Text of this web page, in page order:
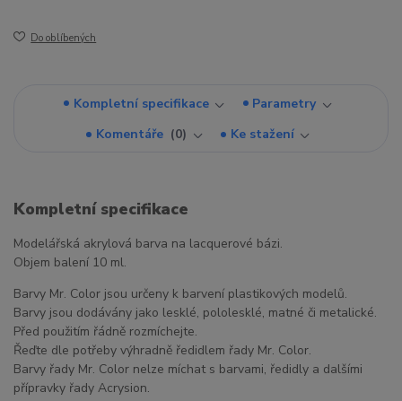
Do oblíbených
Kompletní specifikace
Parametry
Komentáře
0 Ke stažení
Kompletní specifikace
Modelářská akrylová barva na lacquerové bázi.
Objem balení 10 ml.
Barvy Mr. Color jsou určeny k barvení plastikových modelů.
Barvy jsou dodávány jako lesklé, pololesklé, matné či metalické.
Před použitím řádně rozmíchejte.
Řeďte dle potřeby výhradně ředidlem řady Mr. Color.
Barvy řady Mr. Color nelze míchat s barvami, ředidly a dalšími
přípravky řady Acrysion.